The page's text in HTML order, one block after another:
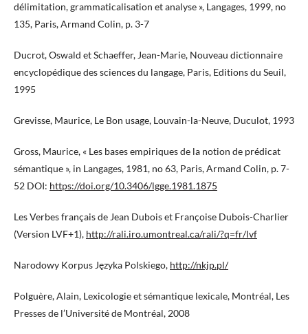
délimitation, grammaticalisation et analyse », Langages, 1999, no
135, Paris, Armand Colin, p. 3-7
Ducrot, Oswald et Schaeffer, Jean-Marie, Nouveau dictionnaire
encyclopédique des sciences du langage, Paris, Editions du Seuil,
1995
Grevisse, Maurice, Le Bon usage, Louvain-la-Neuve, Duculot, 1993
Gross, Maurice, « Les bases empiriques de la notion de prédicat
sémantique », in Langages, 1981, no 63, Paris, Armand Colin, p. 7-
52 DOI: https://doi.org/10.3406/lgge.1981.1875
Les Verbes français de Jean Dubois et Françoise Dubois-Charlier
(Version LVF+1), http://rali.iro.umontreal.ca/rali/?q=fr/lvf
Narodowy Korpus Języka Polskiego, http://nkjp.pl/
Polguère, Alain, Lexicologie et sémantique lexicale, Montréal, Les
Presses de l’Université de Montréal, 2008